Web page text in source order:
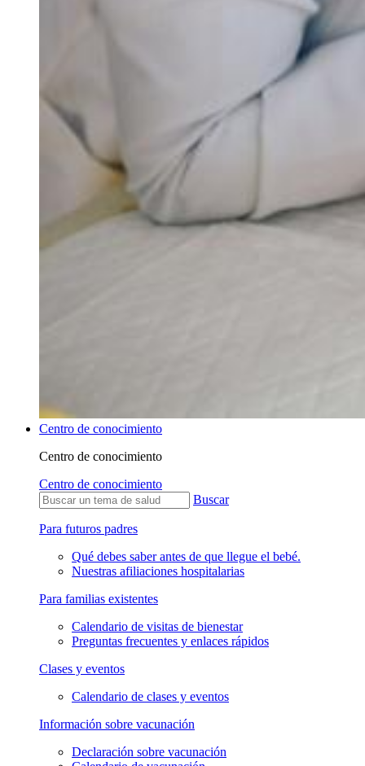
Centro de conocimiento
Centro de conocimiento
Centro de conocimiento
Buscar
Para futuros padres
Qué debes saber antes de que llegue el bebé.
Nuestras afiliaciones hospitalarias
Para familias existentes
Calendario de visitas de bienestar
Preguntas frecuentes y enlaces rápidos
Clases y eventos
Calendario de clases y eventos
Información sobre vacunación
Declaración sobre vacunación